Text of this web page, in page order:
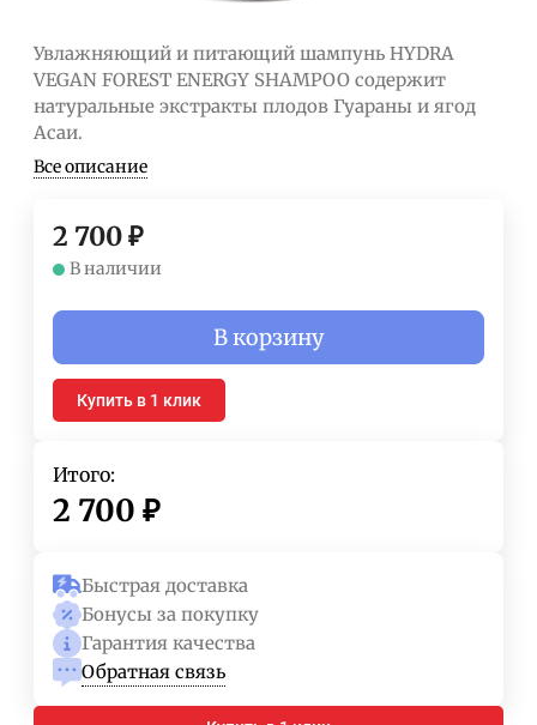
Увлажняющий и питающий шампунь HYDRA
VEGAN FOREST ENERGY SHAMPOO содержит
натуральные экстракты плодов Гуараны и ягод
Асаи.
Все описание
2 700₽
В наличии
В корзину
Купить в 1 клик
Итого:
2 700 ₽
Быстрая доставка
Бонусы за покупку
Гарантия качества
Обратная связь